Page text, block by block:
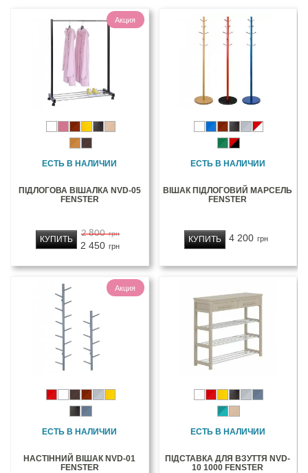
Акция
ЕСТЬ В НАЛИЧИИ
ПІДЛОГОВА ВІШАЛКА NVD-05
FENSTER
2 800 грн
2 450 грн
КУПИТЬ
ЕСТЬ В НАЛИЧИИ
ВІШАК ПІДЛОГОВИЙ МАРСЕЛЬ
FENSTER
4 200 грн
КУПИТЬ
Акция
ЕСТЬ В НАЛИЧИИ
НАСТІННИЙ ВІШАК NVD-01
FENSTER
ЕСТЬ В НАЛИЧИИ
ПІДСТАВКА ДЛЯ ВЗУТТЯ NVD-
10 1000 FENSTER